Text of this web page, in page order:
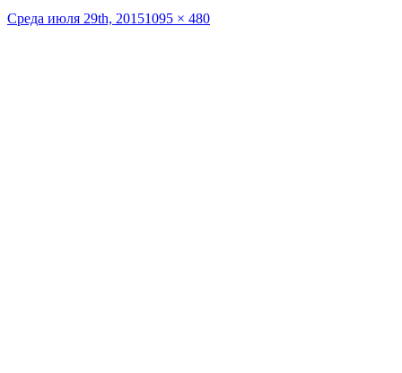
Опубликовано
Среда июля 29th, 2015Полный
1095 × 480